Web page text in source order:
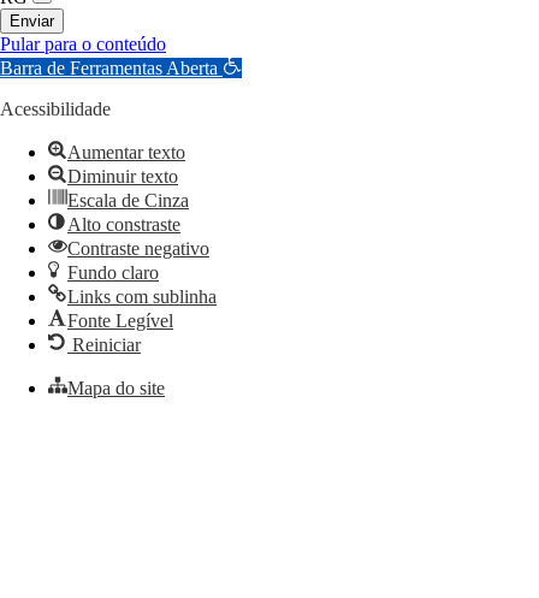
Enviar
Pular para o conteúdo
Barra de Ferramentas Aberta
Acessibilidade
Aumentar texto
Diminuir texto
Escala de Cinza
Alto constraste
Contraste negativo
Fundo claro
Links com sublinha
Fonte Legível
Reiniciar
Mapa do site